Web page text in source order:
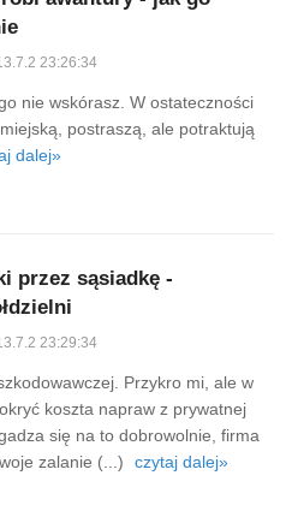
23:26:34
nie wskórasz. W ostateczności
postraszą, ale potraktują
dalej»
przez sąsiadkę -
23:29:34
Przykro mi, ale w
koszta napraw z prywatnej
się na to dobrowolnie, firma
zalanie (...)
czytaj dalej»